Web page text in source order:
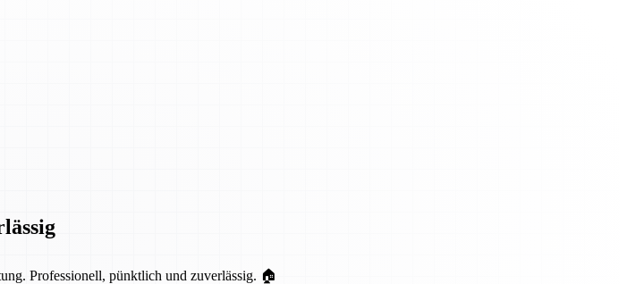
Professionell, pünktlich und zuverlässig. 🏠